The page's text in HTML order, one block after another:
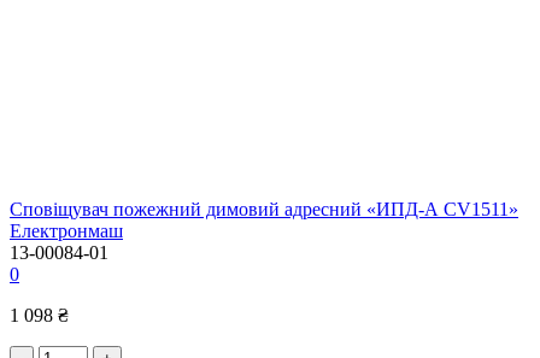
Сповіщувач пожежний димовий адресний «ИПД-А CV1511»
Електронмаш
13-00084-01
0
1 098 ₴